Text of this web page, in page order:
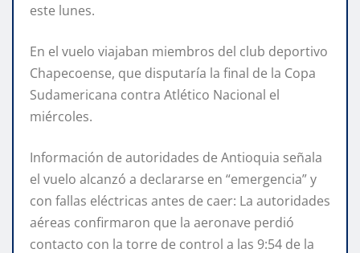
este lunes.
En el vuelo viajaban miembros del club deportivo
Chapecoense, que disputaría la final de la Copa
Sudamericana contra Atlético Nacional el
miércoles.
Información de autoridades de Antioquia señala
el vuelo alcanzó a declararse en “emergencia” y
con fallas eléctricas antes de caer: La autoridades
aéreas confirmaron que la aeronave perdió
contacto con la torre de control a las 9:54 de la